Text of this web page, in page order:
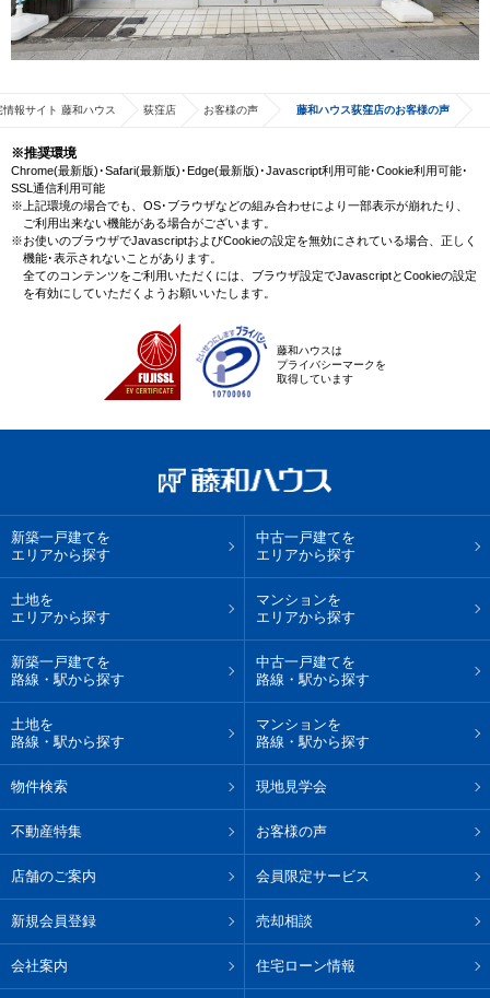
報サイト 藤和ハウス 荻窪店 お客様の声 藤和ハウス荻窪店のお客様の声
※推奨環境
Chrome(最新版)･Safari(最新版)･Edge(最新版)･Javascript利用可能･Cookie利用可能･
SSL通信利用可能
※上記環境の場合でも、OS･ブラウザなどの組み合わせにより一部表示が崩れたり、
ご利用出来ない機能がある場合がございます。
※お使いのブラウザでJavascriptおよびCookieの設定を無効にされている場合、正しく
機能･表示されないことがあります。
全てのコンテンツをご利用いただくには、ブラウザ設定でJavascriptとCookieの設定
を有効にしていただくようお願いいたします。
藤和ハウスは
プライバシーマークを
取得しています
新築一戸建てを
エリアから探す
中古一戸建てを
エリアから探す
土地を
エリアから探す
マンションを
エリアから探す
新築一戸建てを
路線・駅から探す
中古一戸建てを
路線・駅から探す
土地を
路線・駅から探す
マンションを
路線・駅から探す
物件検索 現地見学会
不動産特集 お客様の声
店舗のご案内 会員限定サービス
新規会員登録 売却相談
会社案内 住宅ローン情報